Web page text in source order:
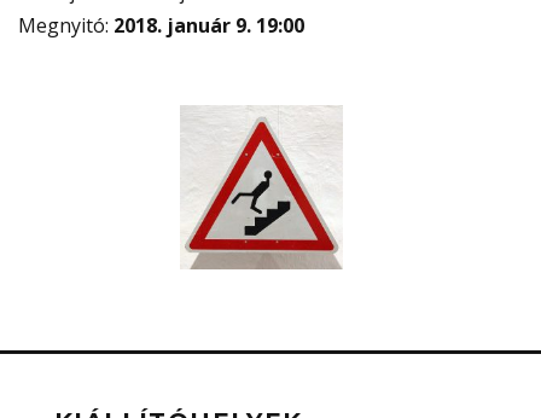
Megnyitó: 2018. január 9. 19:00